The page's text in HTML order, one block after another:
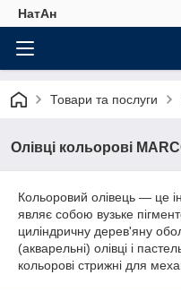
НатАн
Товари та послуги
Олівці кольорові
Кольоровий олівець — це
являє собою вузьке
циліндричну дерев'яну
(акварельні) олівці і
кольорові стрижні для